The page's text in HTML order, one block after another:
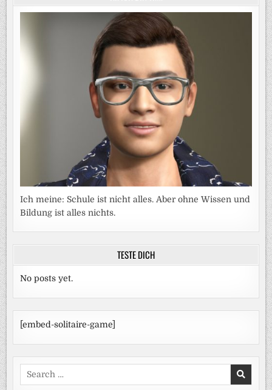
Ich meine: Schule ist nicht alles. Aber ohne Wissen und
Bildung ist alles nichts.
TESTE DICH
No posts yet.
[embed-solitaire-game]
Search
for: